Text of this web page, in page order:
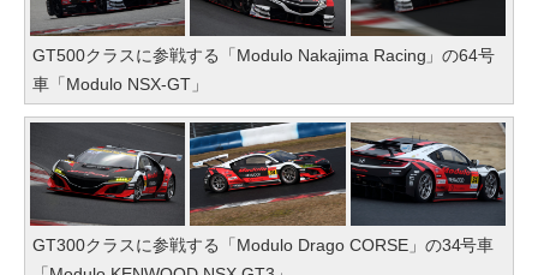
GT500クラスに参戦する「Modulo Nakajima Racing」の64号
車「Modulo NSX-GT」
GT300クラスに参戦する「Modulo Drago CORSE」の34号車